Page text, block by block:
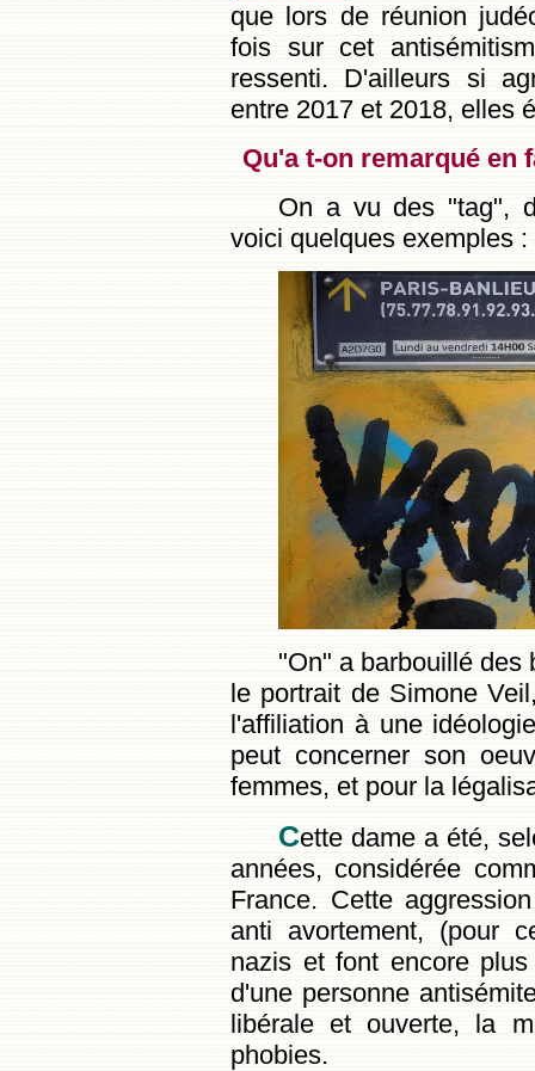
que lors de réunion
fois sur cet
ressenti. D'ailleurs si
entre 2017 et 2018, elles
Qu'a t-on remarqué en
On a vu des "tag",
voici quelques exemples :
"On" a barbouillé des
le portrait de Simone
l'affiliation à une
peut concerner son
femmes, et pour la
Cette dame a été,
années, considérée
France. Cette
anti avortement, (pour
nazis et font encore
d'une personne
libérale et ouverte, la
phobies.